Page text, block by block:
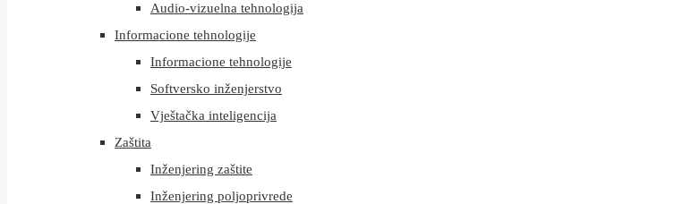
Audio-vizuelna tehnologija
Informacione tehnologije
Informacione tehnologije
Softversko inženjerstvo
Vještačka inteligencija
Zaštita
Inženjering zaštite
Inženjering poljoprivrede